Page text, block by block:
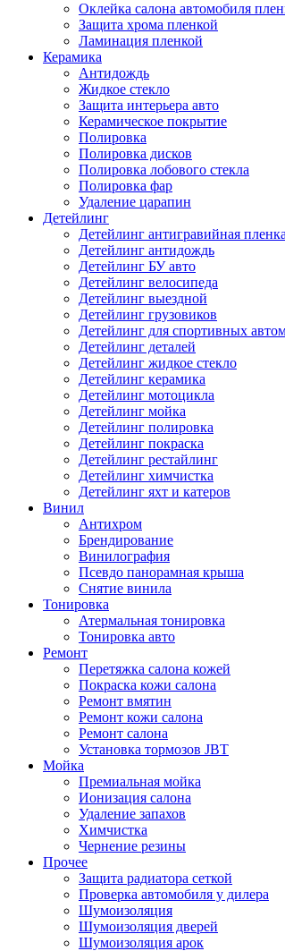
Оклейка салона автомобиля
Защита хрома пленкой
Ламинация пленкой
Керамика
Антидождь
Жидкое стекло
Защита интерьера авто
Керамическое покрытие
Полировка
Полировка дисков
Полировка лобового стекла
Полировка фар
Удаление царапин
Детейлинг
Детейлинг антигравийная пленка
Детейлинг антидождь
Детейлинг БУ авто
Детейлинг велосипеда
Детейлинг выездной
Детейлинг грузовиков
Детейлинг для спортивных
Детейлинг деталей
Детейлинг жидкое стекло
Детейлинг керамика
Детейлинг мотоцикла
Детейлинг мойка
Детейлинг полировка
Детейлинг покраска
Детейлинг рестайлинг
Детейлинг химчистка
Детейлинг яхт и катеров
Винил
Антихром
Брендирование
Винилография
Псевдо панорамная крыша
Снятие винила
Тонировка
Атермальная тонировка
Тонировка авто
Ремонт
Перетяжка салона кожей
Покраска кожи салона
Ремонт вмятин
Ремонт кожи салона
Ремонт салона
Установка тормозов JBT
Мойка
Премиальная мойка
Ионизация салона
Удаление запахов
Химчистка
Чернение резины
Прочее
Защита радиатора сеткой
Проверка автомобиля у дилера
Шумоизоляция
Шумоизоляция дверей
Шумоизоляция арок